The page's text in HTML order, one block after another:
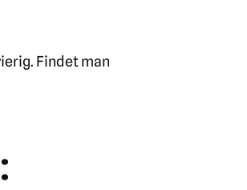
Findet man